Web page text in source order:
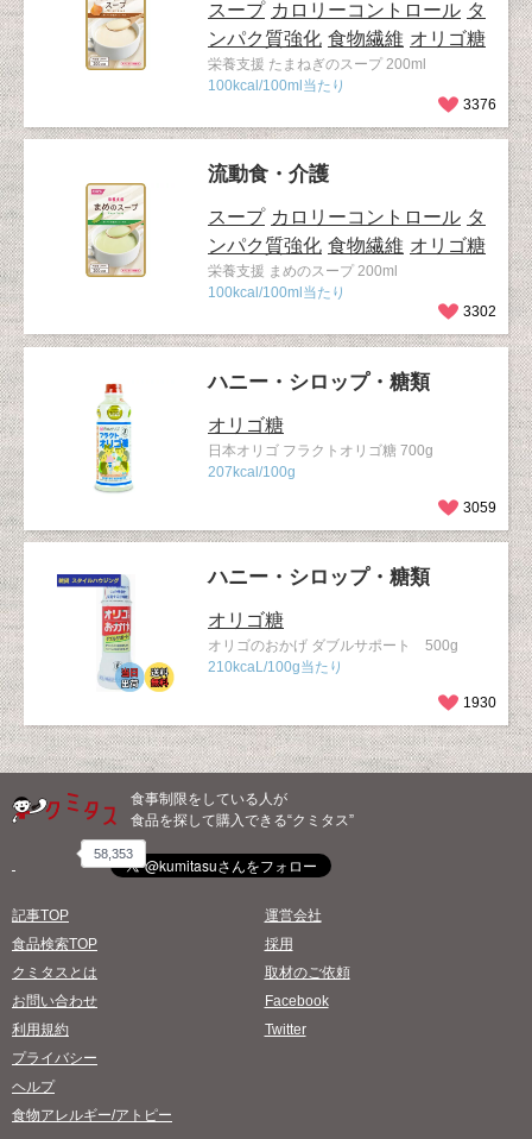
スープ カロリーコントロール タ
ンパク質強化 食物繊維 オリゴ糖
栄養支援 たまねぎのスープ 200ml
100kcal/100ml当たり
3376
流動食・介護
スープ カロリーコントロール タ
ンパク質強化 食物繊維 オリゴ糖
栄養支援 まめのスープ 200ml
100kcal/100ml当たり
3302
ハニー・シロップ・糖類
オリゴ糖
日本オリゴ フラクトオリゴ糖 700g
207kcal/100g
3059
ハニー・シロップ・糖類
オリゴ糖
オリゴのおかげ ダブルサポート 500g
210kcaL/100g当たり
1930
食事制限をしている人が
食品を探して購入できる“クミタス”
58,353
記事TOP
食品検索TOP
クミタスとは
お問い合わせ
利用規約
プライバシー
ヘルプ
食物アレルギー/アトピー
運営会社
採用
取材のご依頼
Facebook
Twitter